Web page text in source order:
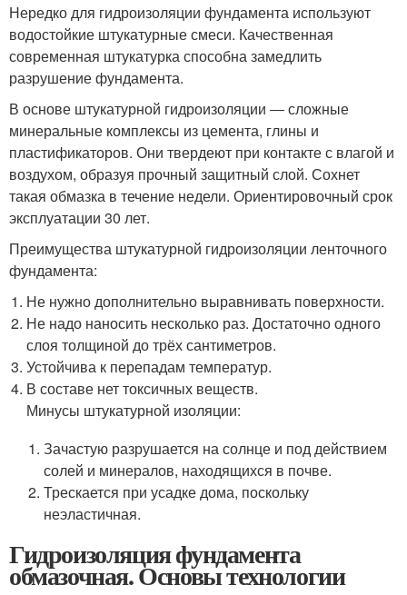
Нередко для гидроизоляции фундамента используют
водостойкие штукатурные смеси. Качественная
современная штукатурка способна замедлить
разрушение фундамента.
В основе штукатурной гидроизоляции ― сложные
минеральные комплексы из цемента, глины и
пластификаторов. Они твердеют при контакте с влагой и
воздухом, образуя прочный защитный слой. Сохнет
такая обмазка в течение недели. Ориентировочный срок
эксплуатации 30 лет.
Преимущества штукатурной гидроизоляции ленточного
фундамента:
Не нужно дополнительно выравнивать поверхности.
Не надо наносить несколько раз. Достаточно одного
слоя толщиной до трёх сантиметров.
Устойчива к перепадам температур.
В составе нет токсичных веществ.
Минусы штукатурной изоляции:
Зачастую разрушается на солнце и под действием
солей и минералов, находящихся в почве.
Трескается при усадке дома, поскольку
неэластичная.
Гидроизоляция фундамента
обмазочная. Основы технологии